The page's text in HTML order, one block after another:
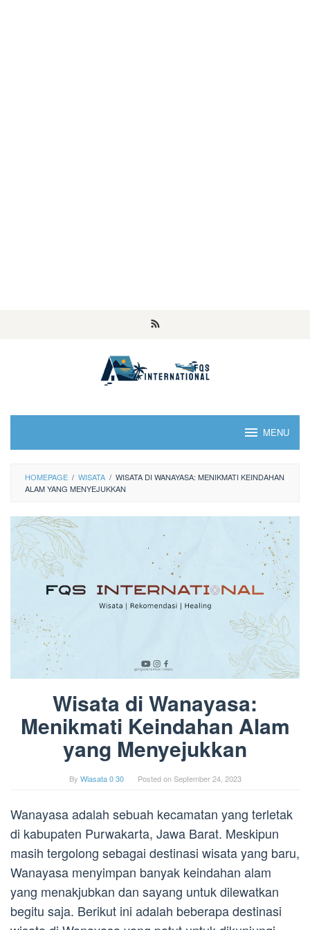
MENU
HOMEPAGE / WISATA / WISATA DI WANAYASA: MENIKMATI KEINDAHAN
ALAM YANG MENYEJUKKAN
Wisata di Wanayasa:
Menikmati Keindahan Alam
yang Menyejukkan
By Wiasata 0 30 Posted onSeptember 24, 2023
Wanayasa adalah sebuah kecamatan yang terletak
di kabupaten Purwakarta, Jawa Barat. Meskipun
masih tergolong sebagai destinasi wisata yang baru,
Wanayasa menyimpan banyak keindahan alam
yang menakjubkan dan sayang untuk dilewatkan
begitu saja. Berikut ini adalah beberapa destinasi